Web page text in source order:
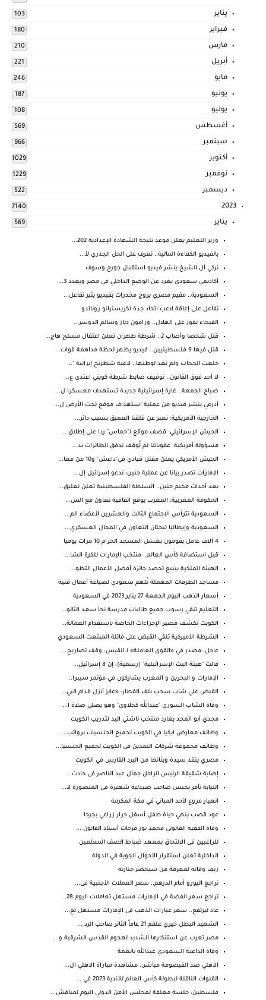
يناير 103
فبراير 180
مارس 210
أبريل 221
مايو 246
يونيو 187
يوليو 108
أغسطس 569
سبتمبر 966
أكتوبر 1029
نوفمبر 1229
ديسمبر 522
2023
7140
يناير 569
وزير التعليم يعلن موعد نتيجة الشهادة الإعدادية 202...
بالفيديو الكفاءة المالية.. تعرف على الحل الجذري لأ...
تركي آل الشيخ ينشر فيديو استقبال جورج وسوف
أكاديمي سعودي يغرد عن الوضع الداخلي في مصر ويعدد 3...
السعودية.. مقيم مصري يروج مخدرات بفيديو يثير تفاعل...
تفاعل على إعاقة لاعب اتحاد جدة لكريستيانو رونالدو
الفيحاء يفوز على الهلال.. ورامون دياز وسالم الدوسر...
قتل شخصا وأصاب 2.. شرطة طهران تعلن اعتقال مسلح هاج...
قتل فيها 9 فلسطينيين.. فيديو يظهر لحظة مداهمة قوات...
خلعت الحجاب ولم تعد لوطنها.. لاعبة شطرنج إيرانية "...
لا أحد فوق القانون.. توقيف ضابط شرطة كويتي اعتدى ع...
صباح الجمعة.. غارة إسرائيلية جديدة تستهدف معسكرا ل...
أدرعي ينشر فيديو من عملية استهداف موقع تحت الأرض ل...
الخارجية الأمريكية: نعبر عن قلقنا العميق بسبب دائر...
الجيش الإسرائيلي: قصف موقع لـ"حماس" ردا على إطلاق ...
مسؤولة أمريكية: عقوباتنا لم تُوقف تدفق الطائرات بد...
الجيش الأمريكي يعلن مقتل قيادي في"داعش" و10 من معا...
الإمارات تصدر بيانا عن عملية جنين: ندعو إسرائيل إل...
بعد أحداث مخيم جنين.. السلطة الفلسطينية تعلن تعليق...
الحكومة المغربية: المغرب يوقع اتفاقية تعاون مع الس...
السعودية تترأس الاجتماع الثالث والعشرين لأعضاء الم...
السعودية وإيطاليا تبحثان التعاون في المجال العسكري...
4 آلاف عامل يقومون بغسل المسجد الحرام 10 مرات يوميا
قبل استضافة كأس العالم.. منتخب الإمارات للكرة الشا...
الهيئة الملكية بينبع تحصد جائزة أفضل الأعمال التطو...
‏مساجد الطرقات المهملة تُلهم سعودي لصياغة أعمال فنية
أسعار الذهب اليوم الجمعة 27 يناير 2023 في السعودية
التعليم تنفي رسوب جميع طالبات مدرسة نجا سعد الثانو...
الكويت تكشف مصير الإجراءات الخاصة باستقدام العمالة...
الشرطة الأميركية تلقي القبض على قاتلة المبتعث السعودي
عاجل..مصدر في «القوى العاملة» لـ القبس: وقف تصاريح...
قالت "هيئة البث الإسرائيلية" (رسمية)، إن 8 إسرائيل...
الإمارات و البحرين و المغرب يشاركون في مؤتمر سيبرا...
القبض علي شاب سحب بلف القطار: «عايز أنزل قدام البي...
وفاة الشاب السوري "عبدالله كحلاوي" وهو يصلي صلاة ا...
مجدي أبو المجد يغارد منتخب ناشئي اليد لتدريب الكويت
وظائف معارض ايكيا في الكويت لجميع الجنسيات برواتب ...
وظائف مجموعة شركات التمدين في الكويت لجميع الجنسيا...
مصري ينقذ سيدة وبناتها من البرد القارس في الكويت
إصابة شقيقة الرئيس الراحل جمال عبد الناصر فى حادث...
النيابة تأمر بحبس صاحب صيدلية شهيرة فى المنصورة لا...
انهيار مروع لأحد المباني في مكة المكرمة
عود قصب ينهي حياة طفل أسفل جرار زراعي بجرجا
وفاة الفقيه القانوني محمد نور فرحات أستاذ القانون ...
للراغبين فى الالتحاق بمعهد ضباط الصف المعلمين
الداخلية تعلن استقرار الأحوال الجوية في الدولة
زيف وفاته لمعرفة من سيحضر جنازته
تراجع اليورو أمام الدرهم.. سعر العملات الأجنبية فى...
تراجع سعر الفضة في الإمارات مستهل تعاملات اليوم 28...
عاد ليرتفع.. سعر عيارات الذهب فى الإمارات مستهل تع...
‏الشهيد البطل خيري علقم 21 عاماً الثائر صاحب الرد ...
مصر تعرب عن استنكارها الشديد لهجوم القدس الشرقية و...
وفاة الداعية السعودي عبدالله بانعمة
الاهلي ضد القيصومة مباشر.. مشاهدة مباراة الاهلي ال...
القنوات الناقلة لبطولة كأس العالم للأندية 2023 في ...
فلسطين: جلسة مغلقة لمجلس الأمن الدولي اليوم لمناقش...